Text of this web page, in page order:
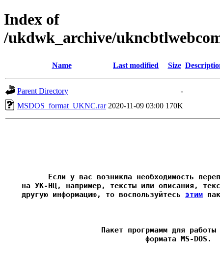
Index of
/ukdwk_archive/
Name Last modified Size
Parent Directory
-
MSDOS_format_UKNC.rar 2020-11-09 03:00 170K
Если у вас возникла необходимость
на УК-НЦ, например, тексты или описания,
    другую информацию, то воспользуйтесь
этим